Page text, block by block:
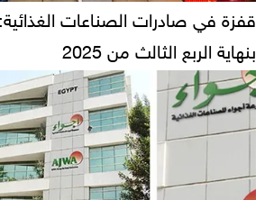
بنهاية الربع الثالث من 2025